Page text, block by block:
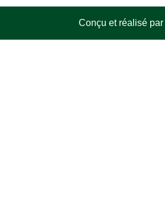
Conçu et réalisé par